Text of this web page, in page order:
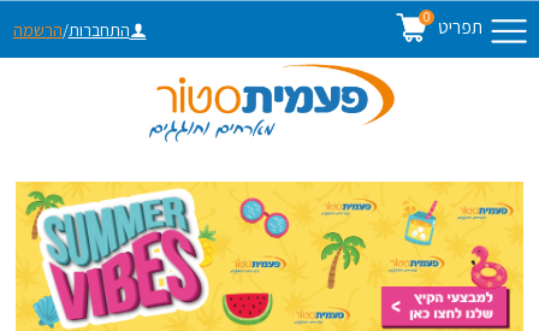
תפריט 0
התחברות/הרשמה